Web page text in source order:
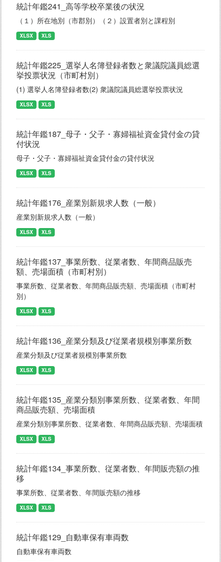
統計年鑑241_高等学校卒業後の状況
（１）所在地別（市郡別）（２）設置者別と課程別
XLSX XLS
統計年鑑225_選挙人名簿登録者数と衆議院議員総選
挙投票状況（市町村別）
(1) 選挙人名簿登録者数(2) 衆議院議員総選挙投票状況
XLSX XLS
統計年鑑187_母子・父子・寡婦福祉資金貸付金の貸
付状況
母子・父子・寡婦福祉資金貸付金の貸付状況
XLSX XLS
統計年鑑176_産業別新規求人数（一般）
産業別新規求人数（一般）
XLSX XLS
統計年鑑137_事業所数、従業者数、年間商品販売
額、売場面積（市町村別）
事業所数、従業者数、年間商品販売額、売場面積（市町村
別）
XLSX XLS
統計年鑑136_産業分類及び従業者規模別事業所数
産業分類及び従業者規模別事業所数
XLSX XLS
統計年鑑135_産業分類別事業所数、従業者数、年間
商品販売額、売場面積
産業分類別事業所数、従業者数、年間商品販売額、売場面積
XLSX XLS
統計年鑑134_事業所数、従業者数、年間販売額の推
移
事業所数、従業者数、年間販売額の推移
XLSX XLS
統計年鑑129_自動車保有車両数
自動車保有車両数